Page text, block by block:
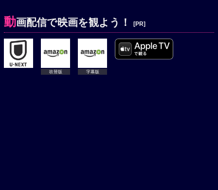
動画配信で映画を観よう！ [PR]
吹替版 字幕版